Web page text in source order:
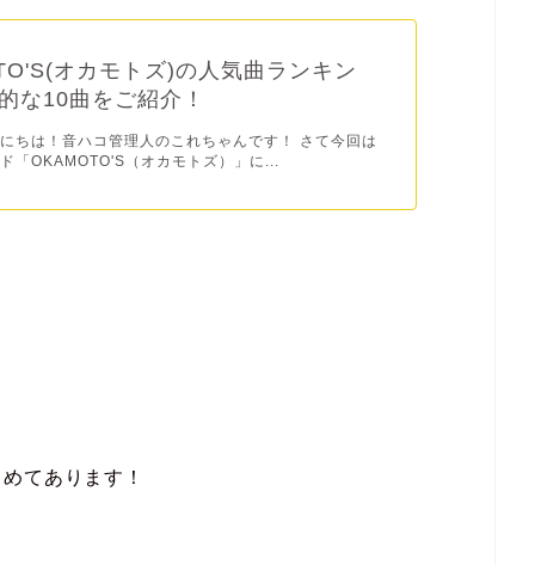
オカモトズ)の人気曲ランキン
な10曲をご紹介！
ちは！音ハコ管理人のこれちゃんです！ さて今回は
「OKAMOTO'S（オカモトズ）」に...
てあります！